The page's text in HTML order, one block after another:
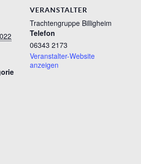
VERANSTALTER
Trachtengruppe Billigheim
Telefon
06343 2173
Veranstalter-Website
anzeigen